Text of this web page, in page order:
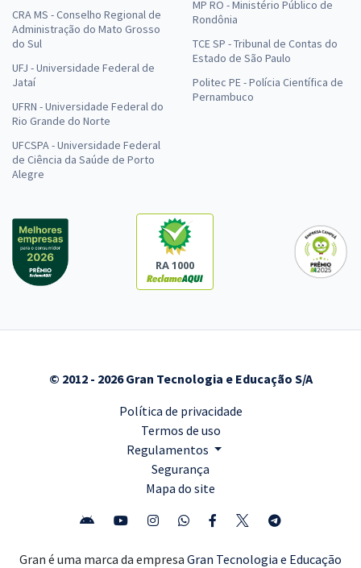
CRA MS - Conselho Regional de
Administração do Mato Grosso
do Sul
UFJ - Universidade Federal de
Jataí
UFRN - Universidade Federal do
Rio Grande do Norte
UFCSPA - Universidade Federal
de Ciência da Saúde de Porto
Alegre
MP RO - Ministério Público de
Rondônia
TCE SP - Tribunal de Contas do
Estado de São Paulo
Politec PE - Polícia Científica de
Pernambuco
RA 1000
© 2012 - 2026 Gran Tecnologia e Educação S/A
Política de privacidade
Termos de uso
Regulamentos
Segurança
Mapa do site
Gran é uma marca da empresa Gran Tecnologia e Educação